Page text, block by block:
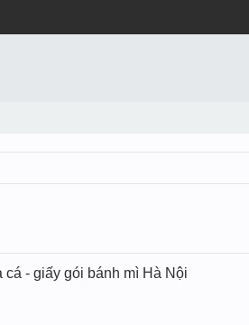
- giấy gói bánh mì Hà Nội